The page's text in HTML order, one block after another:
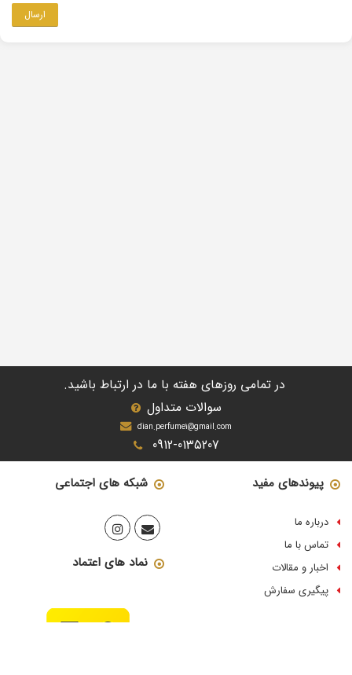
ارسال
در تمامی روزهای هفته با ما در ارتباط باشید.
سوالات متداول
dian.perfume1@gmail.com
0912-0135207
پیوندهای مفید
درباره ما
تماس با ما
اخبار و مقالات
پیگیری سفارش
شبکه های اجتماعی
نماد های اعتماد